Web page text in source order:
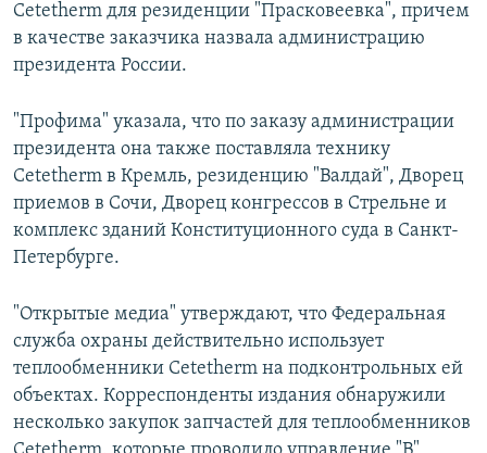
Cetetherm для резиденции "Прасковеевка", причем
в качестве заказчика назвала администрацию
президента России.
"Профима" указала, что по заказу администрации
президента она также поставляла технику
Cetetherm в Кремль, резиденцию "Валдай", Дворец
приемов в Сочи, Дворец конгрессов в Стрельне и
комплекс зданий Конституционного суда в Санкт-
Петербурге.
"Открытые медиа" утверждают, что Федеральная
служба охраны действительно использует
теплообменники Cetetherm на подконтрольных ей
объектах. Корреспонденты издания обнаружили
несколько закупок запчастей для теплообменников